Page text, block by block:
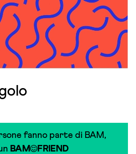
fanno parte di BAM,
BAM FRIEND